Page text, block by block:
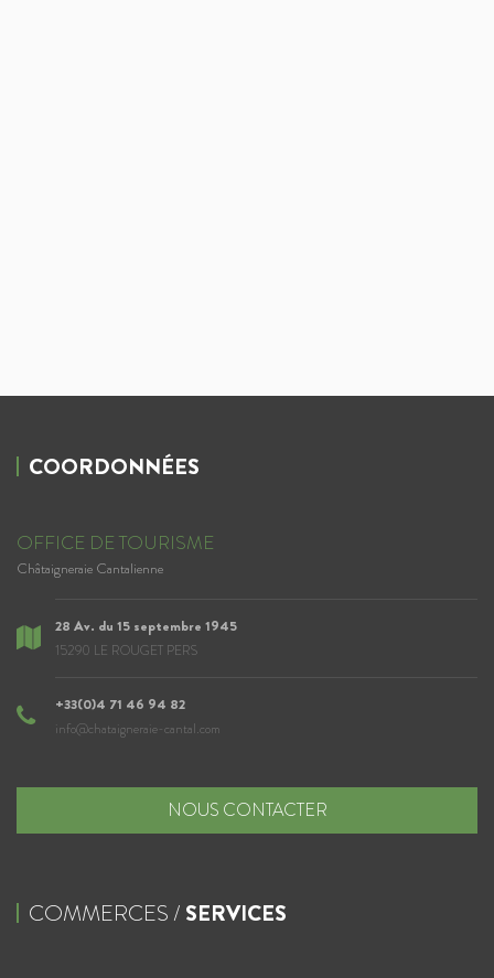
COORDONNÉES
OFFICE DE TOURISME
Châtaigneraie Cantalienne
28 Av. du 15 septembre 1945
15290 LE ROUGET PERS
+33(0)4 71 46 94 82
info@chataigneraie-cantal.com
NOUS CONTACTER
COMMERCES / SERVICES